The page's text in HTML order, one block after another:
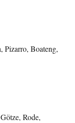
Pizarro, Boateng,
Rode,